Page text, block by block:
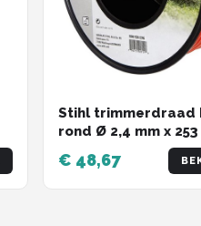
Stihl trimmerdraad
rond Ø 2,4 mm x
Oranje (
trimmen van
€ 48,67